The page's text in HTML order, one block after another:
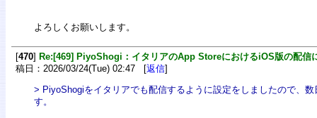
よろしくお願いします。
[470] Re:[469] PiyoShogi：イタリアのApp StoreにおけるiOS版の配信
稿日：2026/03/24(Tue) 02:47 [返信]
> PiyoShogiをイタリアでも配信するように設定をしましたので、
す。